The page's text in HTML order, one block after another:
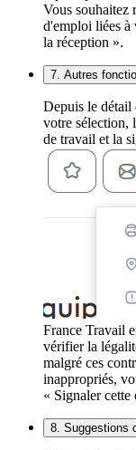
Vous souhaitez
d'emploi liées
la réception ».
7. Autres
Depuis le détail
votre sélection,
de travail et la
France Travail
vérifier la
malgré ces
inappropriés,
« Signaler cette
8. Suggestions